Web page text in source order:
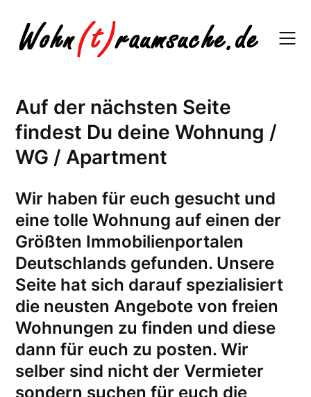
content
Auf der nächsten Seite
findest Du deine Wohnung /
WG / Apartment
Wir haben für euch gesucht und
eine tolle Wohnung auf einen der
Größten Immobilienportalen
Deutschlands gefunden. Unsere
Seite hat sich darauf spezialisiert
die neusten Angebote von freien
Wohnungen zu finden und diese
dann für euch zu posten. Wir
selber sind nicht der Vermieter
sondern suchen für euch die